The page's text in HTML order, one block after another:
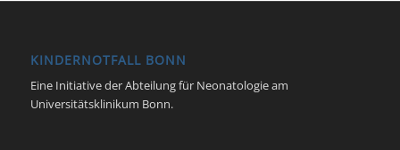
KINDERNOTFALL BONN
Eine Initiative der Abteilung für Neonatologie am
Universitätsklinikum Bonn.